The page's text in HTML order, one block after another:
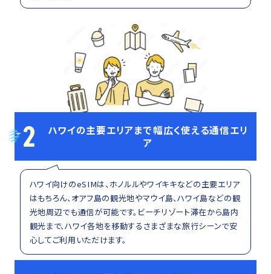
2
ハワイの主要エリアまで幅広く使える通信エリ
ア
ハワイ向けのeSIMは、ホノルルやワイキキなどの主要エリア
はもちろん、オアフ島の観光地やマウイ島、ハワイ島などの観
光地周辺でも通信が可能です。ビーチリゾート滞在から島内
観光まで、ハワイ各地を移動するさまざまな旅行シーンで安
心してご利用いただけます。